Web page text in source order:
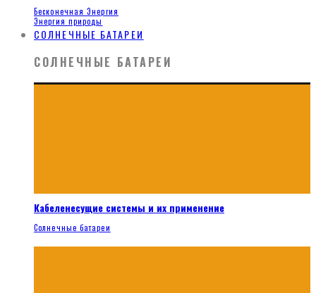
Бесконечная Энергия
Энергия природы
СОЛНЕЧНЫЕ БАТАРЕИ
СОЛНЕЧНЫЕ БАТАРЕИ
Кабеленесущие системы и их применение
Солнечные батареи